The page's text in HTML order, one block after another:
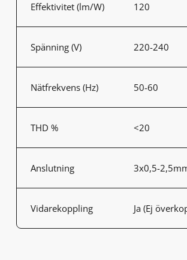
Effektivitet (lm/W) 120
Spänning (V) 220-240
Nätfrekvens (Hz) 50-60
THD % <20
Anslutning 3x0,5-
Vidarekoppling Ja (Ej